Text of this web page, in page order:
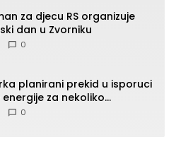
za djecu RS organizuje
dan u Zvorniku
0
planirani prekid u isporuci
za nekoliko
0